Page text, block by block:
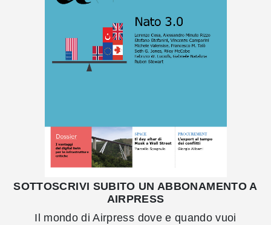
SOTTOSCRIVI SUBITO UN ABBONAMENTO A
AIRPRESS
Il mondo di Airpress dove e quando vuoi